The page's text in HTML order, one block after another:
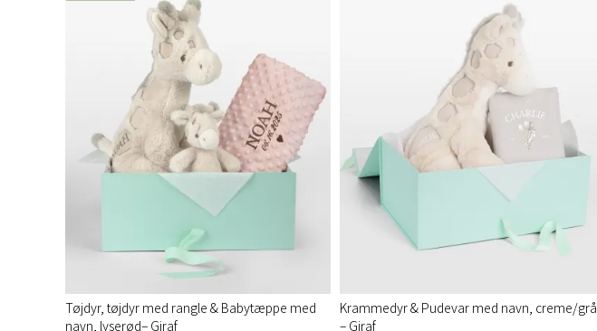
Tøjdyr, tøjdyr med rangle & Babytæppe med
navn, lyserød– Giraf
Krammedyr & Pudevar med navn, creme/grå
– Giraf